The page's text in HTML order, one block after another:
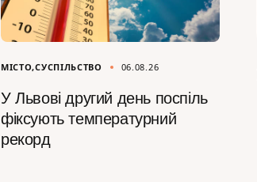
МІСТО СУСПІЛЬСТВО 06.08.26
У Львові другий день поспіль
фіксують температурний
рекорд